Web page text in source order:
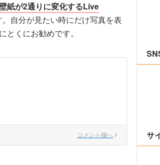
紙が2通りに変化するLive
。自分が見たい時にだけ写真を表
くにお勧めです。
コメント欄へ サ